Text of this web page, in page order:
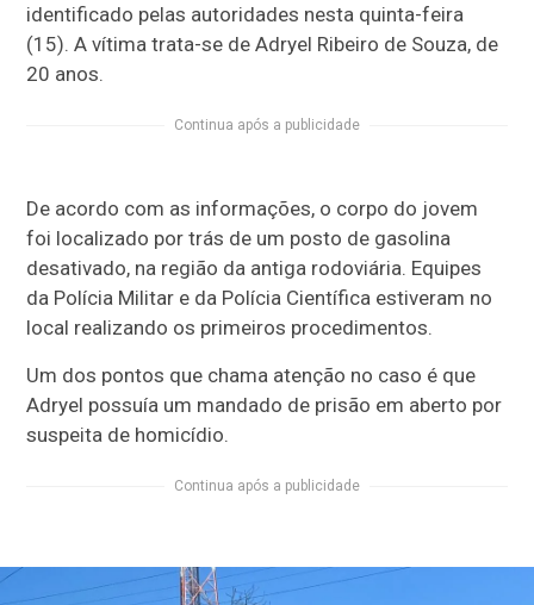
identificado pelas autoridades nesta quinta-feira
(15). A vítima trata-se de Adryel Ribeiro de Souza, de
20 anos.
Continua após a publicidade
De acordo com as informações, o corpo do jovem
foi localizado por trás de um posto de gasolina
desativado, na região da antiga rodoviária. Equipes
da Polícia Militar e da Polícia Científica estiveram no
local realizando os primeiros procedimentos.
Um dos pontos que chama atenção no caso é que
Adryel possuía um mandado de prisão em aberto por
suspeita de homicídio.
Continua após a publicidade